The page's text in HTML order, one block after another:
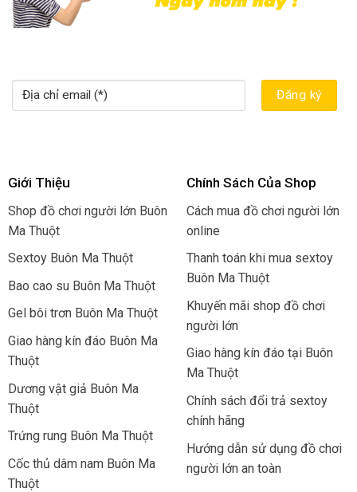
Giới Thiệu
Shop đồ chơi người lớn Buôn
Ma Thuột
Sextoy Buôn Ma Thuột
Bao cao su Buôn Ma Thuột
Gel bôi trơn Buôn Ma Thuột
Giao hàng kín đáo Buôn Ma
Thuột
Dương vật giả Buôn Ma
Thuột
Trứng rung Buôn Ma Thuột
Cốc thủ dâm nam Buôn Ma
Thuột
Chính Sách Của Shop
Cách mua đồ chơi người lớn
online
Thanh toán khi mua sextoy
Buôn Ma Thuột
Khuyến mãi shop đồ chơi
người lớn
Giao hàng kín đáo tại Buôn
Ma Thuột
Chính sách đổi trả sextoy
chính hãng
Hướng dẫn sử dụng đồ chơi
người lớn an toàn